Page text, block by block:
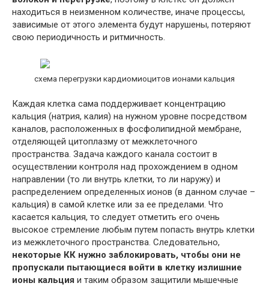
находиться в неизменном количестве, иначе процессы,
зависимые от этого элемента будут нарушены, потеряют
свою периодичность и ритмичность.
схема перегрузки кардиомиоцитов ионами кальция
Каждая клетка сама поддерживает концентрацию
кальция (натрия, калия) на нужном уровне посредством
каналов, расположенных в фосфолипидной мембране,
отделяющей цитоплазму от межклеточного
пространства. Задача каждого канала состоит в
осуществлении контроля над прохождением в одном
направлении (то ли внутрь клетки, то ли наружу) и
распределением определенных ионов (в данном случае –
кальция) в самой клетке или за ее пределами. Что
касается кальция, то следует отметить его очень
высокое стремление любым путем попасть внутрь клетки
из межклеточного пространства. Следовательно,
некоторые КК нужно заблокировать, чтобы они не
пропускали пытающиеся войти в клетку излишние
ионы кальция и таким образом защитили мышечные